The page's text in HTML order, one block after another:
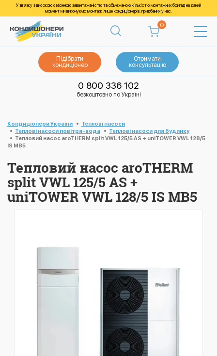
У зв’язку з високою сезонною завантаженістю та обмеженою кількістю монтажних бригад на даний
момент ми виконуємо монтаж лише кондиціонерів, придбаних у нас.
0
Підібрати
кондиціонер
Отримати
консультацію
0 800 336 102
безкоштовно по Україні
Кондиціонери України
Теплові насоси
Теплові насоси повітря-вода
Теплові насоси для будинку
Тепловий насос aroTHERM split VWL 125/5 AS + uniTOWER VWL 128/5
IS MB5
Тепловий насос aroTHERM
split VWL 125/5 AS +
uniTOWER VWL 128/5 IS MB5